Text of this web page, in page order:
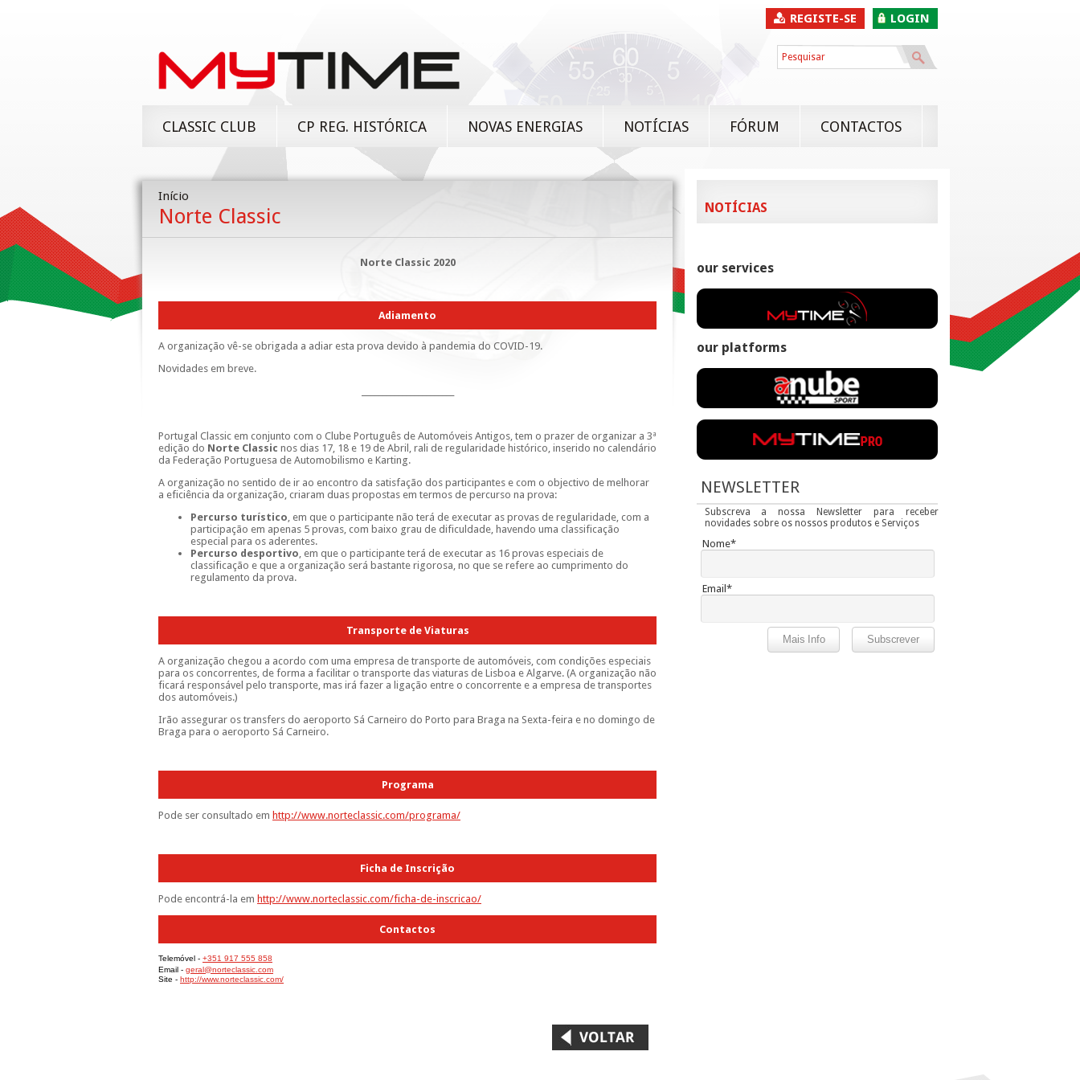
LOGIN
REGISTE-SE
CLASSIC CLUB CP REG. HISTÓRICA NOVAS ENERGIAS NOTÍCIAS FÓRUM CONTACTOS
Início
Norte Classic
Norte Classic 2020
Adiamento
A organização vê-se obrigada a adiar esta prova devido à pandemia do COVID-19.
Novidades em breve.
Portugal Classic em conjunto com o Clube Português de Automóveis Antigos, tem o prazer de organizar a 3ª
edição do Norte Classic nos dias 17, 18 e 19 de Abril , rali de regularidade histórico, inserido no calendário
da Federação Portuguesa de Automobilismo e Karting.
A organização no sentido de ir ao encontro da satisfação dos participantes e com o objectivo de melhorar
a eficiência da organização, criaram duas propostas em termos de percurso na prova:
Percurso turístico, em que o participante não terá de executar as provas de regularidade, com a
participação em apenas 5 provas, com baixo grau de dificuldade, havendo uma classificação
especial para os aderentes.
Percurso desportivo, em que o participante terá de executar as 16 provas especiais de
classificação e que a organização será bastante rigorosa, no que se refere ao cumprimento do
regulamento da prova.
Transporte de Viaturas
A organização chegou a acordo com uma empresa de transporte de automóveis, com condições especiais
para os concorrentes, de forma a facilitar o transporte das viaturas de Lisboa e Algarve. (A organização não
ficará responsável pelo transporte, mas irá fazer a ligação entre o concorrente e a empresa de transportes
dos automóveis.)
Irão assegurar os transfers do aeroporto Sá Carneiro do Porto para Braga na Sexta-feira e no domingo de
Braga para o aeroporto Sá Carneiro.
Programa
Pode ser consultado em http://www.norteclassic.com/programa/
Ficha de Inscrição
Pode encontrá-la em http://www.norteclassic.com/ficha-de-inscricao/
Contactos
Telemóvel - +351 917 555 858
Email - geral@norteclassic.com
Site - http://www.norteclassic.com/
NOTÍCIAS
our services
our platforms
NEWSLETTER
Subscreva a nossa Newsletter para receber
novidades sobre os nossos produtos e Serviços
Nome*
Email*